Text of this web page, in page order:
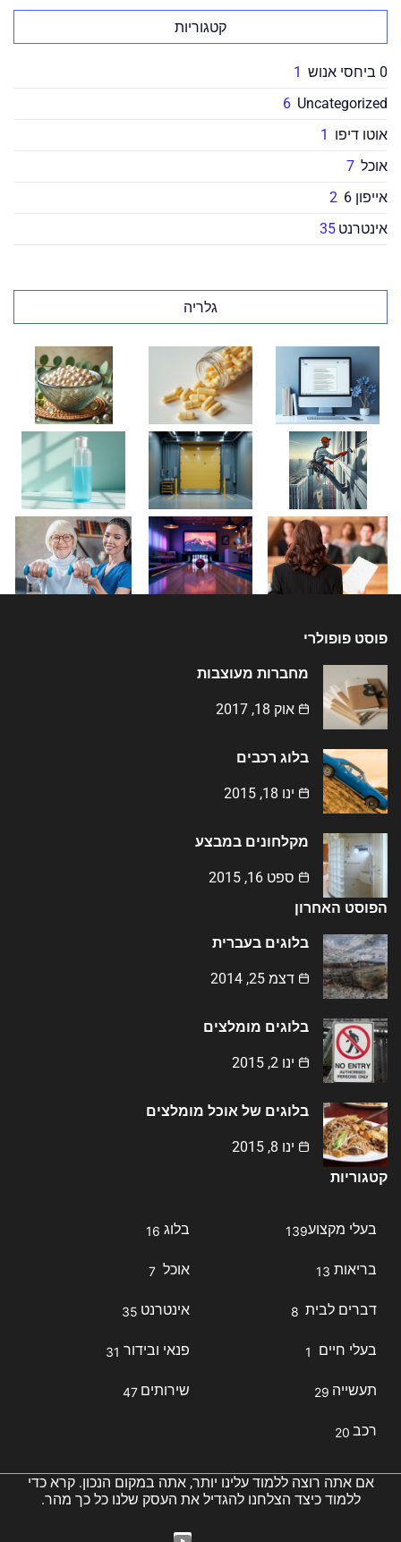
קטגוריות
0 ביחסי אנוש
1
Uncategorized
6
אוטו דיפו 1
אוכל 7
אייפון 6
2
אינטרנט 35
גלריה
פוסט פופולרי
מחברות מעוצבות
אוק 18, 2017
בלוג רכבים
ינו 18, 2015
מקלחונים במבצע
ספט 16, 2015
הפוסט האחרון
בלוגים בעברית
דצמ 25, 2014
בלוגים מומלצים
ינו 2, 2015
בלוגים של אוכל מומלצים
ינו 8, 2015
קטגוריות
בעלי מקצוע139 בלוג 16
בריאות 13 אוכל 7
דברים לבית 8 אינטרנט 35
בעלי חיים 1 פנאי ובידור 31
תעשייה 29 שירותים 47
רכב 20
אם אתה רוצה ללמוד עלינו יותר, אתה במקום הנכון. קרא כדי
ללמוד כיצד הצלחנו להגדיל את העסק שלנו כל כך מהר.